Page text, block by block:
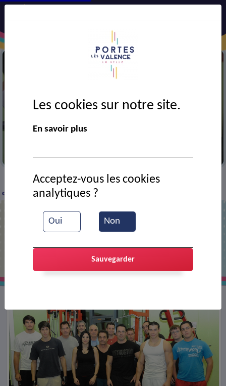
> VIE MUNICIPALE > Ressources documentaires
club de musculation
Les cookies sur notre site.
En savoir plus
Oui Non
Acceptez-vous les cookies
analytiques ?
Sauvegarder